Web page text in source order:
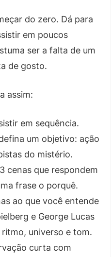
do zero. Dá para
em poucos
ser a falta de um
de gosto.
assim:
em sequência.
um objetivo: ação
do mistério.
cenas que respondem
frase o porquê.
ao que você entende
e George Lucas
universo e tom.
curta com